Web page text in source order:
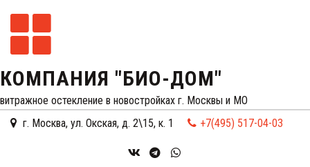
КОМПАНИЯ "БИО-ДОМ"
витражное остекление в новостройках г. Москвы и МО
г. Москва, ул. Окская, д. 2\15, к. 1 +7(495) 517-04-03